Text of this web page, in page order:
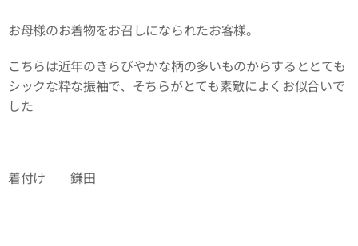
お母様のお着物をお召しになられたお客様。
こちらは近年のきらびやかな柄の多いものからするととても
シックな粋な振袖で、そちらがとても素敵によくお似合いで
した👘
着付け 鎌田